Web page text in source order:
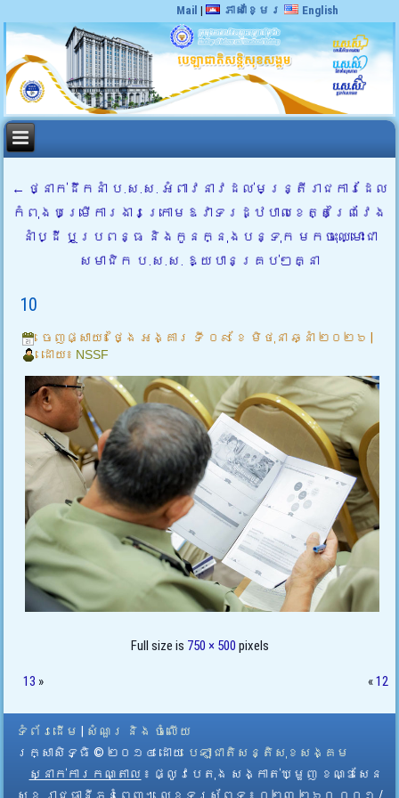
Mail | ភាសាខ្មែរ English
← ថ្នាក់ដឹកនាំ ប.ស.ស. អំពាវនាវដល់មន្ត្រីរាជការដែល
កំពុងបម្រើការងារក្រោមឱវាទរដ្ឋបាលខេត្តព្រៃវែង
នាំប្ដី ឬប្រពន្ធ និងកូនក្នុងបន្ទុក មកចុះឈ្មោះជា
សមាជិក ប.ស.ស. ឱ្យបានគ្រប់ៗគ្នា
10
ចេញផ្សាយ៖ ថ្ងៃ អង្គារ ទី ០៩ ខែ មិថុនា ឆ្នាំ ២០២៦
ដោយ៖ NSSF
Full size is 750 × 500 pixels
13 » «12
ទំព័រដើម
សំណួរ និង ចំលើយ
រក្សាសិទ្ធិ © ២០១៤ ដោយ​ បេឡាជាតិសន្តិសុខសង្គម
ស្នាក់ការកណ្តាល ៖ ផ្លូវបេតុង សង្កាត់ឃ្មួញ ខណ្ឌសែន
សុខ រាជធានីភ្នំពេញ។ លេខទូរស័ព្ទ ៖ ០២៣ ២៦០ ០០១ /